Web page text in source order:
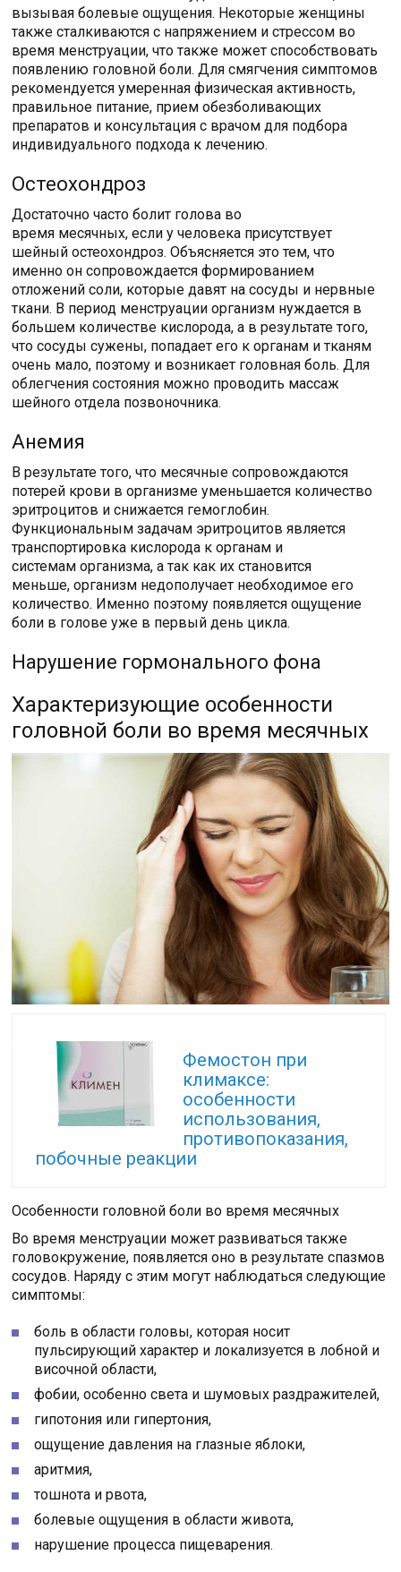
вызывая болевые ощущения. Некоторые женщины
также сталкиваются с напряжением и стрессом во
время менструации, что также может способствовать
появлению головной боли. Для смягчения симптомов
рекомендуется умеренная физическая активность,
правильное питание, прием обезболивающих
препаратов и консультация с врачом для подбора
индивидуального подхода к лечению.
Остеохондроз
Достаточно часто болит голова во
время месячных, если у человека присутствует
шейный остеохондроз. Объясняется это тем, что
именно он сопровождается формированием
отложений соли, которые давят на сосуды и нервные
ткани. В период менструации организм нуждается в
большем количестве кислорода, а в результате того,
что сосуды сужены, попадает его к органам и тканям
очень мало, поэтому и возникает головная боль. Для
облегчения состояния можно проводить массаж
шейного отдела позвоночника.
Анемия
В результате того, что месячные сопровождаются
потерей крови в организме уменьшается количество
эритроцитов и снижается гемоглобин.
Функциональным задачам эритроцитов является
транспортировка кислорода к органам и
системам организма, а так как их становится
меньше, организм недополучает необходимое его
количество. Именно поэтому появляется ощущение
боли в голове уже в первый день цикла.
Нарушение гормонального фона
Характеризующие особенности
головной боли во время месячных
Фемостон при
климаксе:
особенности
использования,
противопоказания,
побочные реакции
Особенности головной боли во время месячных
Во время менструации может развиваться также
головокружение, появляется оно в результате спазмов
сосудов. Наряду с этим могут наблюдаться следующие
симптомы:
боль в области головы, которая носит
пульсирующий характер и локализуется в лобной и
височной области,
фобии, особенно света и шумовых раздражителей,
гипотония или гипертония,
ощущение давления на глазные яблоки,
аритмия,
тошнота и рвота,
болевые ощущения в области живота,
нарушение процесса пищеварения.